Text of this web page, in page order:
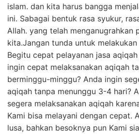
islam. dan kita harus bangga
ini. Sabagai bentuk rasa syukur,
Allah. yang telah menganugrahkan
kita.Jangan tunda untuk
Begitu cepat pelayanan jasa
ingin cepat melaksanakan aqiqah
berminggu-minggu? Anda ingin
aqiqah tanpa menunggu 3-4 hari?
segera melaksanakan aqiqah
Kami bisa melayani dengan cepat.
lusa, bahkan besoknya pun Kami